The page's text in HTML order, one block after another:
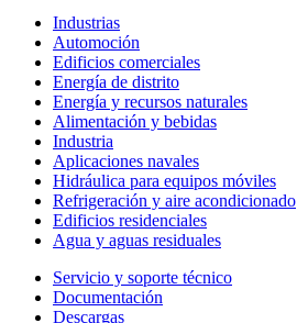
Industrias
Automoción
Edificios comerciales
Energía de distrito
Energía y recursos naturales
Alimentación y bebidas
Industria
Aplicaciones navales
Hidráulica para equipos móviles
Refrigeración y aire acondicionado
Edificios residenciales
Agua y aguas residuales
Servicio y soporte técnico
Documentación
Descargas